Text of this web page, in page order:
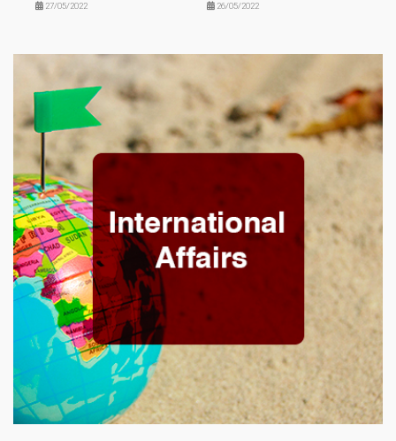
27/05/2022 26/05/2022